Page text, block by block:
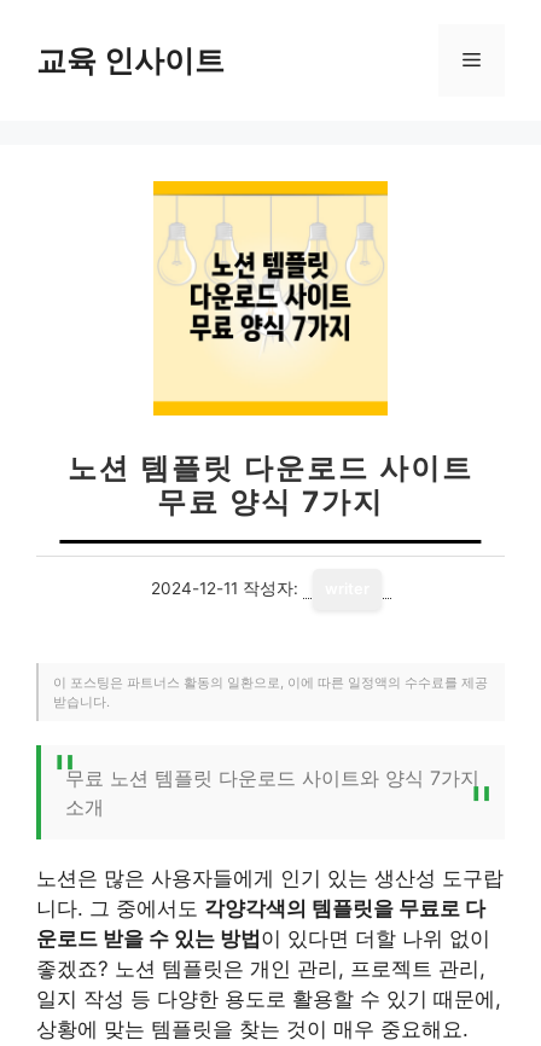
교육 인사이트 메
노션 템플릿 다운로드 사이트
무료 양식 7가지
2024-12-11 작성자:
이 포스팅은 파트너스 활동의 일환으로, 이에 따른 일정액의 수수료를 제공
받습니다.
무료 노션 템플릿 다운로드 사이트와 양식 7가지
소개
노션은 많은 사용자들에게 인기 있는 생산성 도구랍
니다. 그 중에서도 각양각색의 템플릿을 무료로 다
운로드 받을 수 있는 방법 이 있다면 더할 나위 없이
좋겠죠? 노션 템플릿은 개인 관리, 프로젝트 관리,
일지 작성 등 다양한 용도로 활용할 수 있기 때문에,
상황에 맞는 템플릿을 찾는 것이 매우 중요해요.